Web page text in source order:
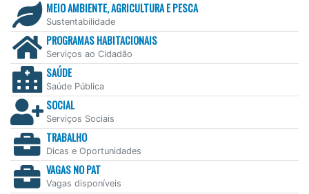
MEIO AMBIENTE, AGRICULTURA E PESCA
Sustentabilidade
PROGRAMAS HABITACIONAIS
Serviços ao Cidadão
SAÚDE
Saúde Pública
SOCIAL
Serviços Sociais
TRABALHO
Dicas e Oportunidades
VAGAS NO PAT
Vagas disponíveis